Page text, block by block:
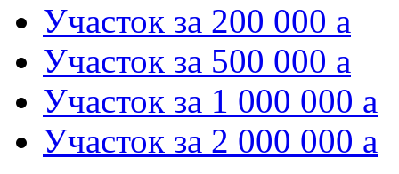
Участок за 200 000 a
Участок за 500 000 a
Участок за 1 000 000 a
Участок за 2 000 000 a